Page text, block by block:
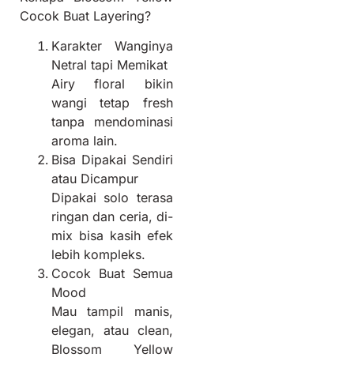
Cocok Buat Layering?
Karakter Wanginya
Netral tapi Memikat
Airy floral bikin
wangi tetap fresh
tanpa mendominasi
aroma lain.
Bisa Dipakai Sendiri
atau Dicampur
Dipakai solo terasa
ringan dan ceria, di-
mix bisa kasih efek
lebih kompleks.
Cocok Buat Semua
Mood
Mau tampil manis,
elegan, atau clean,
Blossom Yellow